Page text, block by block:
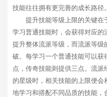
技能往往拥有更完善的成长路径。
提升技能等级上限的关键在
学习普通技能时，会获得对应
提升整体流派等级，而流派等
破。每学习一个普通技能可以
点，传奇技能则提供三点。流
的星级时，相关技能的上限便会
地学习和搭配不同品质的技能